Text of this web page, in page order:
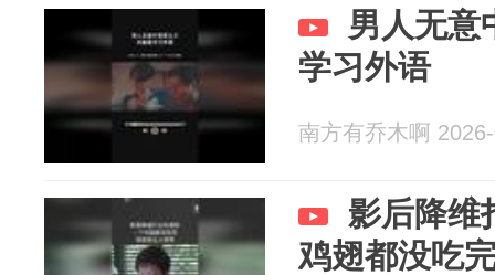
男人无意
学习外语
南方有乔木啊
影后降维
鸡翅都没吃